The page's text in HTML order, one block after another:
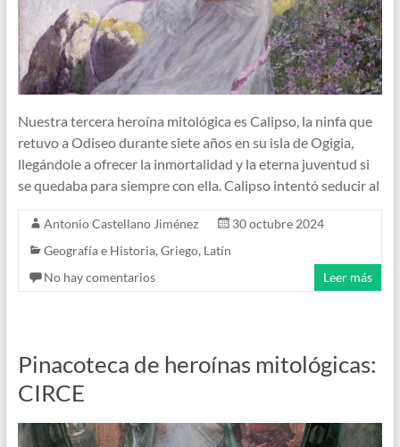
Nuestra tercera heroína mitológica es Calipso, la ninfa que
retuvo a Odiseo durante siete años en su isla de Ogigia,
llegándole a ofrecer la inmortalidad y la eterna juventud si
se quedaba para siempre con ella. Calipso intentó seducir al
Antonio Castellano Jiménez
30 octubre 2024
Geografía e Historia, Griego, Latín
No hay comentarios
Leer más
Pinacoteca de heroínas mitológicas:
CIRCE